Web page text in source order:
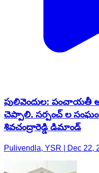
పులివెందుల: పంచాయతీ
చెప్పాలి. సర్పంచ్ ల సంఘం
శివచంద్రారెడ్డి డిమాండ్
Pulivendla, YSR | Dec 22,